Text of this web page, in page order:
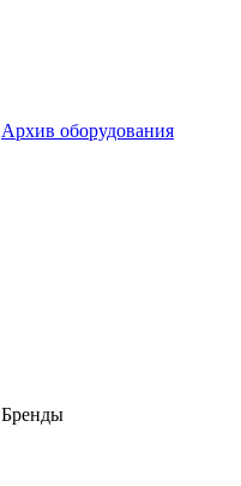
Архив оборудования
Бренды